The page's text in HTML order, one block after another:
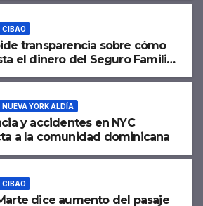
CIBAO
transparencia sobre cómo
el dinero del Seguro Familiar
NUEVA YORK ALDÍA
y accidentes en NYC
a la comunidad dominicana
CIBAO
dice aumento del pasaje